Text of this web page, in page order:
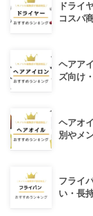
ドライ
コスパ
ヘアア
ズ向け
ヘアオ
別やメ
フライ
い・長